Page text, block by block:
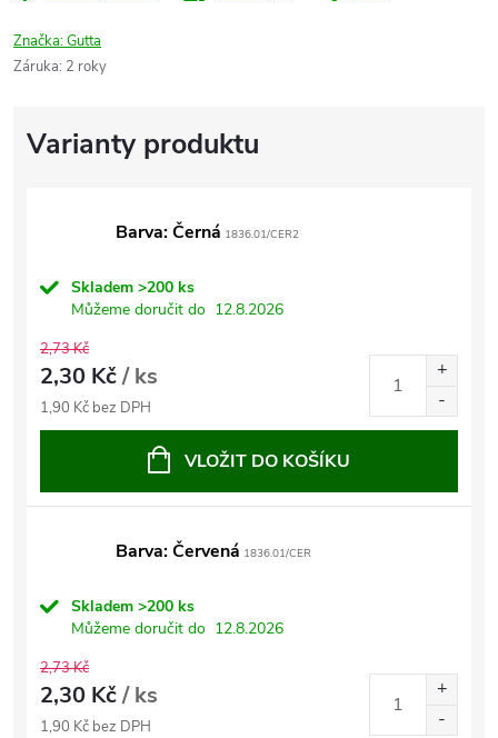
Značka:Gutta
Záruka: 2 roky
Barva: Černá 1836.01/CER2
Skladem >200 ks
Můžeme doručit do 12.8.2026
2,73 Kč
2,30 Kč/ ks
1,90 Kč bez DPH
VLOŽIT DO KOŠÍKU
Barva: Červená 1836.01/CER
Skladem >200 ks
Můžeme doručit do 12.8.2026
2,73 Kč
2,30 Kč/ ks
1,90 Kč bez DPH